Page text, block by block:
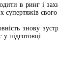
в ринг і
свого
знову
підготовці.